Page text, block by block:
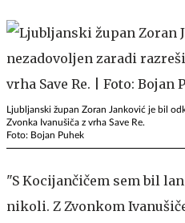
Ljubljanski župan Zoran Janković je bil
Zvonka Ivanušiča z vrha Save Re.
Foto: Bojan Puhek
"S Kocijančičem sem bil
nikoli. Z Zvonkom